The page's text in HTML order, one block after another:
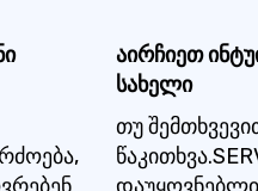
აირჩიეთ
სახელი
თუ